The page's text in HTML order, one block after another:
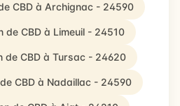
CBD à Archignac - 24590
de CBD à Limeuil - 24510
de CBD à Tursac - 24620
CBD à Nadaillac - 24590